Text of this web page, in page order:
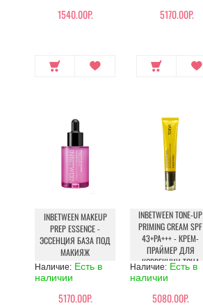
1540.00Р. 5170.00Р.
INBETWEEN MAKEUP
PREP ESSENCE -
ЭССЕНЦИЯ БАЗА ПОД
МАКИЯЖ
Наличие: Есть в
наличии
5170.00Р.
INBETWEEN TONE-UP
PRIMING CREAM SPF
43+PA+++ - КРЕМ-
ПРАЙМЕР ДЛЯ
КОРРЕКЦИИ ТОНА
КОЖИ
Наличие: Есть в
наличии
5080.00Р.